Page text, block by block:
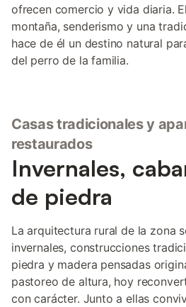
ofrecen comercio y vida diaria.
montaña, senderismo y una
hace de él un destino natural
del perro de la familia.
Casas tradicionales y
restaurados
Invernales,
de piedra
La arquitectura rural de la zona
invernales, construcciones
piedra y madera pensadas
pastoreo de altura, hoy
con carácter. Junto a ellas